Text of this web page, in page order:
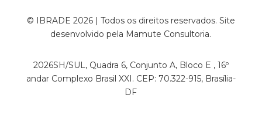
© IBRADE 2026 | Todos os direitos reservados. Site
desenvolvido pela Mamute Consultoria.
2026SH/SUL, Quadra 6, Conjunto A, Bloco E , 16º
andar Complexo Brasil XXI. CEP: 70.322-915, Brasília-
DF